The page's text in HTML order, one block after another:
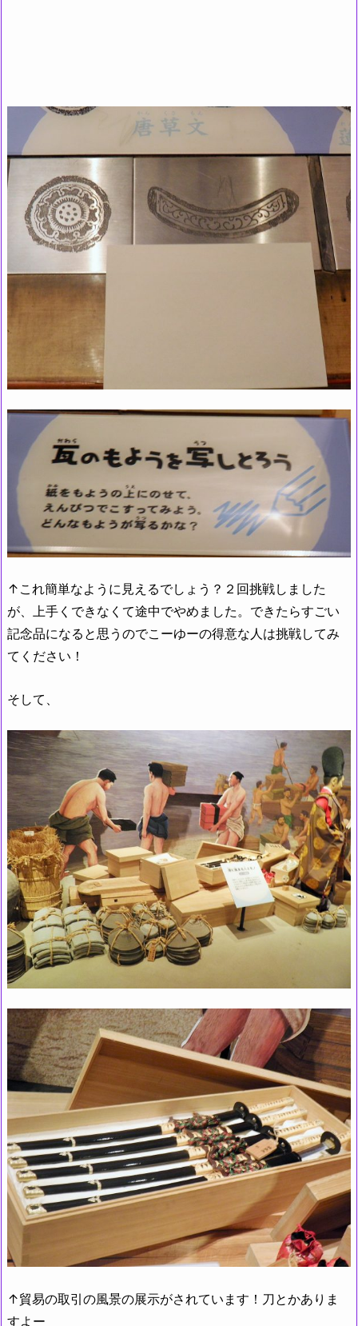
↑これ簡単なように見えるでしょう？２回挑戦しました
が、上手くできなくて途中でやめました。できたらすごい
記念品になると思うのでこーゆーの得意な人は挑戦してみ
てください！
そして、
↑貿易の取引の風景の展示がされています！刀とかありま
すよー